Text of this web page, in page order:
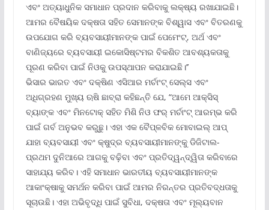
ଏବଂ ଅତ୍ୟାଧୁନିକ ସମାଧାନ ପ୍ରଦାନ କରିବାକୁ ଲକ୍ଷ୍ୟ ରଖାଯାଇଛି।
ଆମର ବୈଷୟିକ ଦକ୍ଷତା ସହିତ ସେମାନଙ୍କ ବିଶ୍ୱାସ ଏବଂ ବିତରଣକୁ
ଉପଯୋଗ କରି ବ୍ୟବସାୟୀମାନଙ୍କ ପାଇଁ ପେମେଂଟ୍‌, ଅର୍ଥ ଏବଂ
ବାଣିଜ୍ୟରେ ବ୍ୟବସାୟୀ ଇକୋସିଷ୍ଟମର ବିକଶିତ ଆବଶ୍ୟକତାକୁ
ପୂରଣ କରିବା ପାଇଁ ନିଓକୁ ଉପସ୍ଥାପନ କରାଯାଇଛି।’’
ଭିସାର ଭାରତ ଏବଂ ଦକ୍ଷିଣ ଏସିଆର ମର୍ଚାଂଟ୍ ସେଲ୍‌ସ ଏବଂ
ଅଧିଗ୍ରହଣ ମୁଖ୍ୟ ଋଷି ଛାବ୍ରା କହିଛନ୍ତି ଯେ, “ଆମେ ଆକ୍ସିସ୍
ବ୍ୟାଙ୍କ ଏବଂ ମିନଟୋକ୍ ସହିତ ମିଶି ନିଓ ଫର୍ ମର୍ଚାଂଟ୍ ଆରମ୍ଭ କରି
ପାଇଁ ଗର୍ବ ଅନୁଭବ କରୁଛୁ। ଏହା ଏକ ବୈପ୍ଳବିକ ମୋବାଇଲ୍ ଆପ୍
ଯାହା ବ୍ୟବସାୟୀ ଏବଂ କ୍ଷୁଦ୍ର ବ୍ୟବସାୟୀମାନଙ୍କୁ ଡିଜିଟାଲ-
ପ୍ରଥମ ଦୁନିଆରେ ଆଗକୁ ବଢ଼ିବା ଏବଂ ପ୍ରତିଦ୍ୱନ୍ଦ୍ୱିତା କରିବାରେ
ସାହାଯ୍ୟ କରିବ। ଏହି ସମାଧାନ ଭାରତୀୟ ବ୍ୟବସାୟୀମାନଙ୍କ
ଆକାଂକ୍ଷାକୁ ସମର୍ଥନ କରିବା ପାଇଁ ଆମର ନିରନ୍ତର ପ୍ରତିବଦ୍ଧତାକୁ
ସୂଚାଉଛି। ଏହା ଅଭିବୃଦ୍ଧି ପାଇଁ ସୁବିଧା, ଦକ୍ଷତା ଏବଂ ମୂଲ୍ୟବାନ